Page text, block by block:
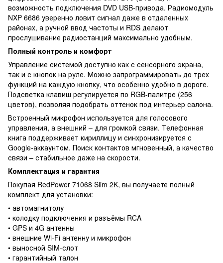
возможность подключения DVD USB-привода. Радиомодуль
NXP 6686 уверенно ловит сигнал даже в отдаленных
районах, а ручной ввод частоты и RDS делают
прослушивание радиостанций максимально удобным.
Полный контроль и комфорт
Управление системой доступно как с сенсорного экрана,
так и с кнопок на руле. Можно запрограммировать до трех
функций на каждую кнопку, что особенно удобно в дороге.
Подсветка клавиш регулируется по RGB-палитре (256
цветов), позволяя подобрать оттенок под интерьер салона.
Встроенный микрофон используется для голосового
управления, а внешний – для громкой связи. Телефонная
книга поддерживает кириллицу и синхронизируется с
Google-аккаунтом. Поиск контактов мгновенный, а качество
связи – стабильное даже на скорости.
Комплектация и гарантия
Покупая RedPower 71068 Slim 2K, вы получаете полный
комплект для установки:
• автомагнитолу
• колодку подключения и разъёмы RCA
• GPS и 4G антенны
• внешние Wi-Fi антенну и микрофон
• выносной SIM-слот
• гарантийный талон